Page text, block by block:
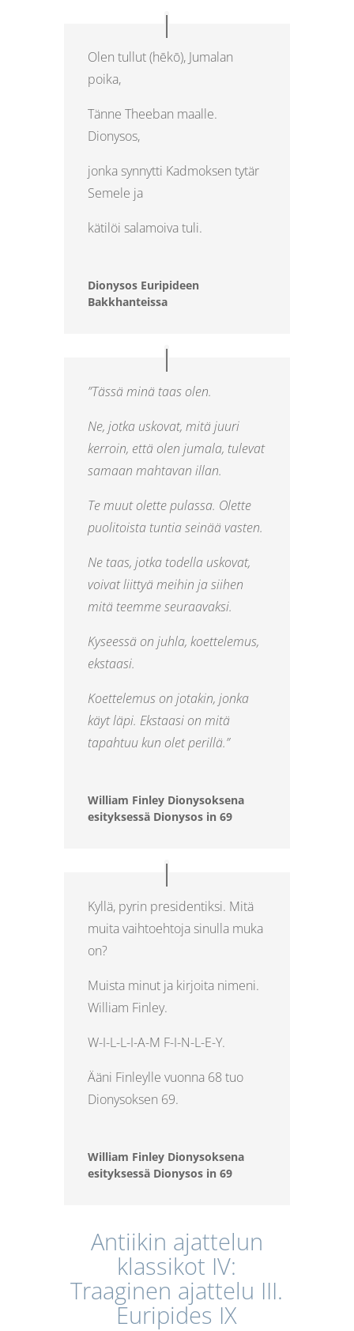
Olen tullut (hēkō), Jumalan
poika,
Tänne Theeban maalle.
Dionysos,
jonka synnytti Kadmoksen tytär
Semele ja
kätilöi salamoiva tuli.
Dionysos Euripideen
Bakkhanteissa
”Tässä minä taas olen.
Ne, jotka uskovat, mitä juuri
kerroin, että olen jumala, tulevat
samaan mahtavan illan.
Te muut olette pulassa. Olette
puolitoista tuntia seinää vasten.
Ne taas, jotka todella uskovat,
voivat liittyä meihin ja siihen
mitä teemme seuraavaksi.
Kyseessä on juhla, koettelemus,
ekstaasi.
Koettelemus on jotakin, jonka
käyt läpi. Ekstaasi on mitä
tapahtuu kun olet perillä.”
William Finley Dionysoksena
esityksessä Dionysos in 69
Kyllä, pyrin presidentiksi. Mitä
muita vaihtoehtoja sinulla muka
on?
Muista minut ja kirjoita nimeni.
William Finley.
W-I-L-L-I-A-M F-I-N-L-E-Y.
Ääni Finleylle vuonna 68 tuo
Dionysoksen 69.
William Finley Dionysoksena
esityksessä Dionysos in 69
Antiikin ajattelun
klassikot IV:
Traaginen ajattelu III.
Euripides IX